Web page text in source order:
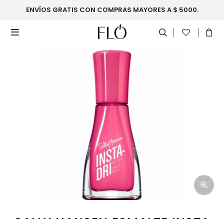
ENVÍOS GRATIS CON COMPRAS MAYORES A $ 5000.
